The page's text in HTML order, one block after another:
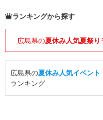
ランキングから探す
広島県の夏休み人気夏祭り
広島県の夏休み人気イベント
ランキング